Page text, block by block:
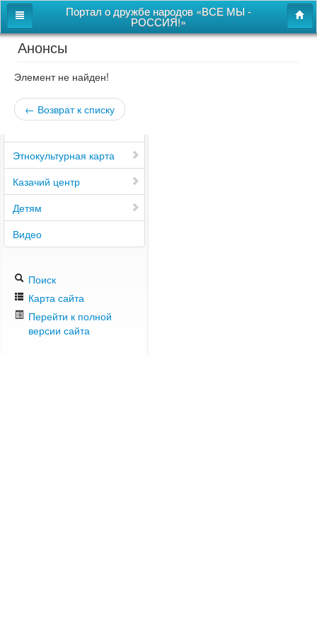
Портал о дружбе народов «ВСЕ МЫ -
РОССИЯ!»
Главная
Дом дружбы народов
Новости
Этнокультурная карта
Казачий центр
Детям
Видео
Поиск
Карта сайта
Перейти к полной
версии сайта
Анонсы
Элемент не найден!
← Возврат к списку